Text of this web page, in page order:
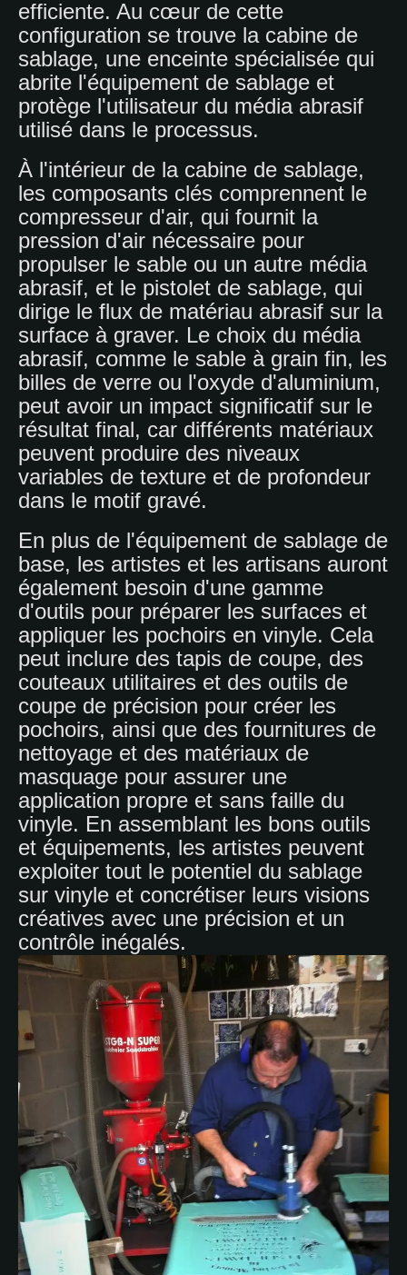
efficiente. Au cœur de cette
configuration se trouve la cabine de
sablage, une enceinte spécialisée qui
abrite l'équipement de sablage et
protège l'utilisateur du média abrasif
utilisé dans le processus.
À l'intérieur de la cabine de sablage,
les composants clés comprennent le
compresseur d'air, qui fournit la
pression d'air nécessaire pour
propulser le sable ou un autre média
abrasif, et le pistolet de sablage, qui
dirige le flux de matériau abrasif sur la
surface à graver. Le choix du média
abrasif, comme le sable à grain fin, les
billes de verre ou l'oxyde d'aluminium,
peut avoir un impact significatif sur le
résultat final, car différents matériaux
peuvent produire des niveaux
variables de texture et de profondeur
dans le motif gravé.
En plus de l'équipement de sablage de
base, les artistes et les artisans auront
également besoin d'une gamme
d'outils pour préparer les surfaces et
appliquer les pochoirs en vinyle. Cela
peut inclure des tapis de coupe, des
couteaux utilitaires et des outils de
coupe de précision pour créer les
pochoirs, ainsi que des fournitures de
nettoyage et des matériaux de
masquage pour assurer une
application propre et sans faille du
vinyle. En assemblant les bons outils
et équipements, les artistes peuvent
exploiter tout le potentiel du sablage
sur vinyle et concrétiser leurs visions
créatives avec une précision et un
contrôle inégalés.